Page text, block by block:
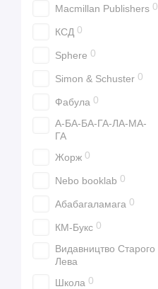
Macmillan Publishers 0
КСД 0
Sphere 0
Simon & Schuster 0
Фабула 0
А-БА-БА-ГА-ЛА-МА-
ГА
Жорж 0
Nebo booklab 0
Абабагаламага 0
КМ-Букс 0
Видавництво Старого
Лева
Школа 0